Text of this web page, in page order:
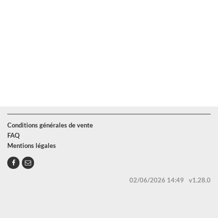
Conditions générales de vente
FAQ
Mentions légales
02/06/2026 14:49 v1.28.0